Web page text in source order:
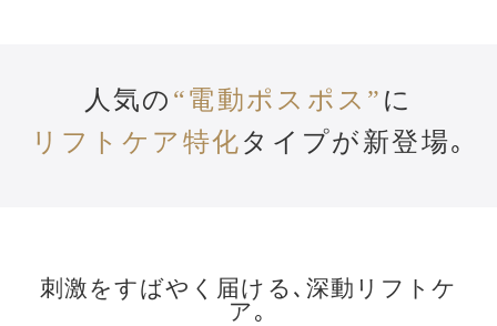
人気の “電動ポスポス” に
リフトケア特化タイプが新登場｡
刺激をすばやく届ける､深動リフトケ
ア｡